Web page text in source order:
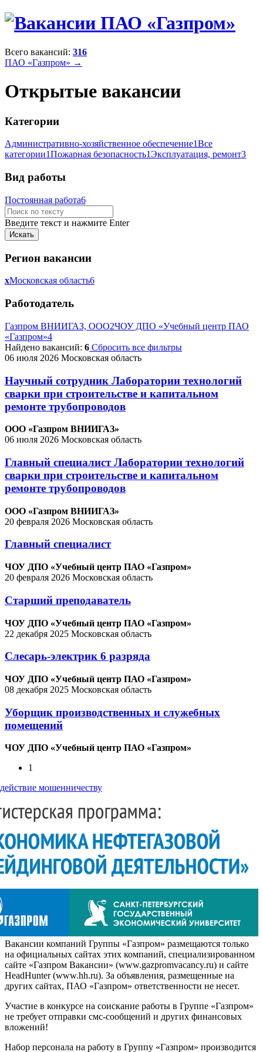
Всего вакансий: 316
ПАО «Газпром» →
Открытые вакансии
Категории
Административно-хозяйственное обеспечение1Все
категории1Пожарная безопасность1Эксплуатация, ремонт3
Вид работы
Постоянная работа6
Введите текст и нажмите Enter
Регион вакансии
xМосковская область6
Работодатель
Газпром ВНИИГАЗ, ООО2ЧОУ ДПО «Учебный центр ПАО
«Газпром»4
Найдено вакансий: 6 Сбросить все фильтры
06 июля 2026 Московская область
Научный сотрудник Лаборатории технологий
сварки при строительстве и капитальном
ремонте трубопроводов
ООО «Газпром ВНИИГАЗ»
06 июля 2026 Московская область
Главный специалист Лаборатории технологий
сварки при строительстве и капитальном
ремонте трубопроводов
ООО «Газпром ВНИИГАЗ»
20 февраля 2026 Московская область
Главный специалист
ЧОУ ДПО «Учебный центр ПАО «Газпром»
20 февраля 2026 Московская область
Старший преподаватель
ЧОУ ДПО «Учебный центр ПАО «Газпром»
22 декабря 2025 Московская область
Слесарь-электрик 6 разряда
ЧОУ ДПО «Учебный центр ПАО «Газпром»
08 декабря 2025 Московская область
Уборщик производственных и служебных
помещений
ЧОУ ДПО «Учебный центр ПАО «Газпром»
1
мошенничеству
Вакансии компаний Группы «Газпром» размещаются только
на официальных сайтах этих компаний, специализированном
сайте «Газпром Вакансии» (www.gazpromvacancy.ru) и сайте
HeadHunter (www.hh.ru). За объявления, размещенные на
других сайтах, ПАО «Газпром» ответственности не несет.
Участие в конкурсе на соискание работы в Группе «Газпром»
не требует отправки смс-сообщений и других финансовых
вложений!
Набор персонала на работу в Группу «Газпром» производится